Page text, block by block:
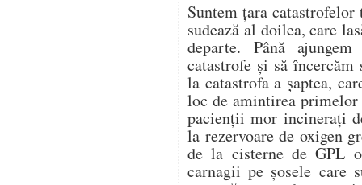
Suntem țara
sudează al doilea, care
departe. Până
catastrofe și să
la catastrofa a șaptea,
loc de amintirea
pacienții mor incinerați
la rezervoare de oxigen
de la cisterne de GPL
carnagii pe șosele care